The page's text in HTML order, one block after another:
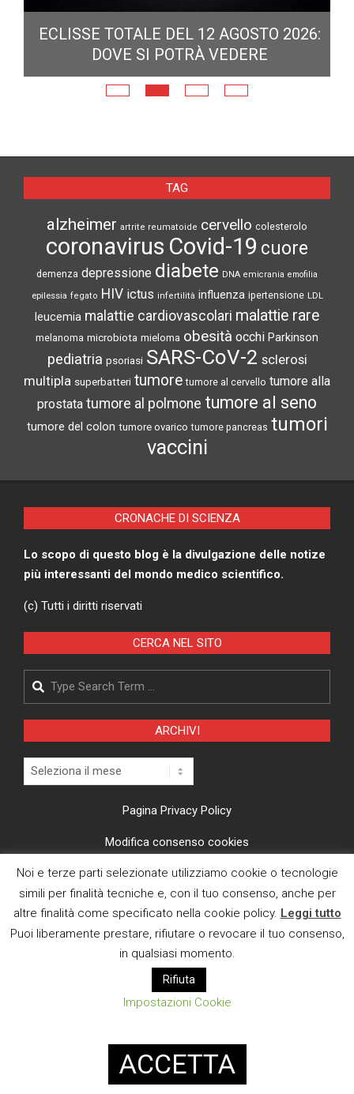
ECLISSE TOTALE DEL 12 AGOSTO 2026:
DOVE SI POTRÀ VEDERE
TAG
alzheimer artrite reumatoide cervello colesterolo
coronavirus Covid-19 cuore
demenza depressione diabete DNA emicrania emofilia
epilessia fegato HIV ictus infertilità influenza ipertensione LDL
leucemia malattie cardiovascolari malattie rare
melanoma microbiota mieloma obesità occhi Parkinson
pediatria psoriasi SARS-CoV-2 sclerosi
multipla superbatteri tumore tumore al cervello tumore alla
prostata tumore al polmone tumore al seno
tumore del colon tumore ovarico tumore pancreas tumori
vaccini
CRONACHE DI SCIENZA
Lo scopo di questo blog è la divulgazione delle notize
più interessanti del mondo medico scientifico.
(c) Tutti i diritti riservati
CERCA NEL SITO
Search
ARCHIVI
Archivi
Pagina Privacy Policy
Modifica consenso cookies
CI TROVI ANCHE SU
E MAIL
Designed usingMagazine News Byte. Powered by
Noi e terze parti selezionate utilizziamo cookie o tecnologie
simili per finalità tecniche e, con il tuo consenso, anche per
altre finalità come specificato nella cookie policy. Leggi tutto
Puoi liberamente prestare, rifiutare o revocare il tuo consenso,
in qualsiasi momento.
Rifiuta
Impostazioni Cookie
ACCETTA